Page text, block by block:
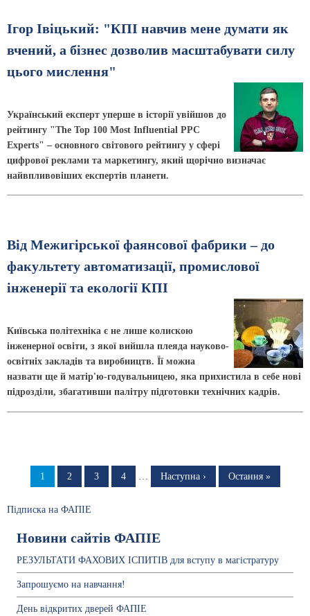
Ігор Івіцький: "КПІ навчив мене думати як
вчений, а бізнес дозволив масштабувати силу
цього мислення"
Український експерт уперше в історії увійшов до
рейтингу "The Top 100 Most Influential PPC
Experts" – основного світового рейтингу у сфері
цифрової реклами та маркетингу, який щорічно визначає
найвпливовіших експертів планети.
Від Межигірської фаянсової фабрики – до
факультету автоматизації, промислової
інженерії та екології КПІ
Київська політехніка є не лише колискою
інженерної освіти, з якої вийшла плеяда науково-
освітніх закладів та виробництв. Її можна
назвати ще й матір'ю-годувальницею, яка прихистила в себе нові
підрозділи, збагативши палітру підготовки технічних кадрів.
Сторінка
1 Сторінка
2 Сторінка
3 Сторінка
4 …
Наступна
Наступна ›
Остання
Остання »
Підписка на ФАПІЕ
Новини сайтів ФАПІЕ
РЕЗУЛЬТАТИ ФАХОВИХ ІСПИТІВ для вступу в магістратуру
Запрошуємо на навчання!
День відкритих дверей ФАПІЕ